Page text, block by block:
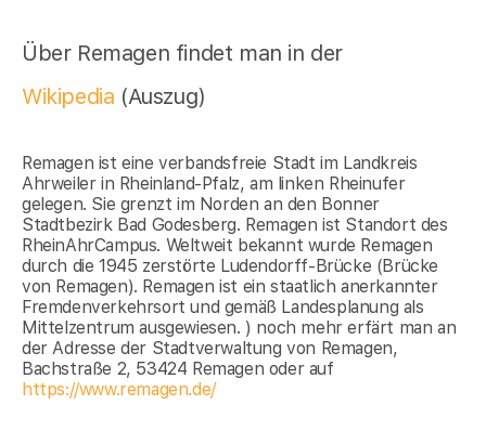
Über Remagen findet man in der
Wikipedia (Auszug)
Remagen ist eine verbandsfreie Stadt im Landkreis
Ahrweiler in Rheinland-Pfalz, am linken Rheinufer
gelegen. Sie grenzt im Norden an den Bonner
Stadtbezirk Bad Godesberg. Remagen ist Standort des
RheinAhrCampus. Weltweit bekannt wurde Remagen
durch die 1945 zerstörte Ludendorff-Brücke (Brücke
von Remagen). Remagen ist ein staatlich anerkannter
Fremdenverkehrsort und gemäß Landesplanung als
Mittelzentrum ausgewiesen. ) noch mehr erfärt man an
der Adresse der Stadtverwaltung von Remagen,
Bachstraße 2, 53424 Remagen oder auf
https://www.remagen.de/